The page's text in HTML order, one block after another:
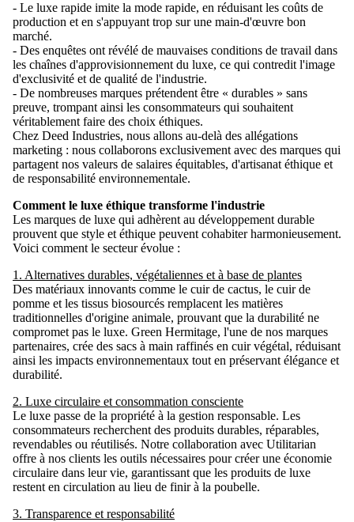
- Le luxe rapide imite la mode rapide, en réduisant les coûts de
production et en s'appuyant trop sur une main-d'œuvre bon
marché.
- Des enquêtes ont révélé de mauvaises conditions de travail dans
les chaînes d'approvisionnement du luxe, ce qui contredit l'image
d'exclusivité et de qualité de l'industrie.
- De nombreuses marques prétendent être « durables » sans
preuve, trompant ainsi les consommateurs qui souhaitent
véritablement faire des choix éthiques.
Chez Deed Industries, nous allons au-delà des allégations
marketing : nous collaborons exclusivement avec des marques qui
partagent nos valeurs de salaires équitables, d'artisanat éthique et
de responsabilité environnementale.
Comment le luxe éthique transforme l'industrie
Les marques de luxe qui adhèrent au développement durable
prouvent que style et éthique peuvent cohabiter harmonieusement.
Voici comment le secteur évolue :
1. Alternatives durables, végétaliennes et à base de plantes
Des matériaux innovants comme le cuir de cactus, le cuir de
pomme et les tissus biosourcés remplacent les matières
traditionnelles d'origine animale, prouvant que la durabilité ne
compromet pas le luxe. Green Hermitage, l'une de nos marques
partenaires, crée des sacs à main raffinés en cuir végétal, réduisant
ainsi les impacts environnementaux tout en préservant élégance et
durabilité.
2. Luxe circulaire et consommation consciente
Le luxe passe de la propriété à la gestion responsable. Les
consommateurs recherchent des produits durables, réparables,
revendables ou réutilisés. Notre collaboration avec Utilitarian
offre à nos clients les outils nécessaires pour créer une économie
circulaire dans leur vie, garantissant que les produits de luxe
restent en circulation au lieu de finir à la poubelle.
3. Transparence et responsabilité